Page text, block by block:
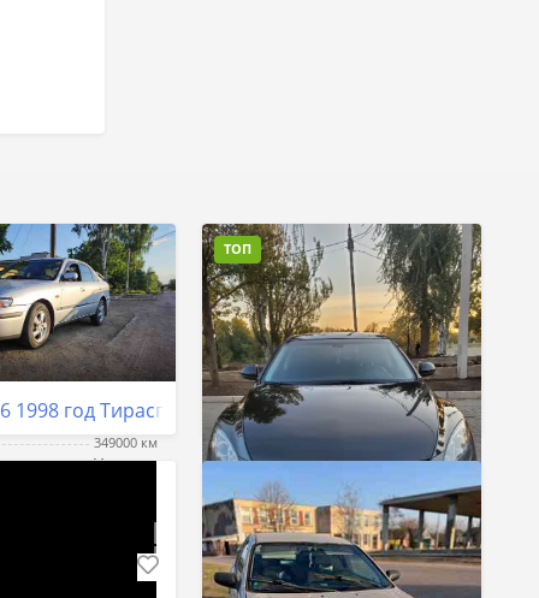
1998 год Тирасполь
349000 км
Механика
ТОП
5